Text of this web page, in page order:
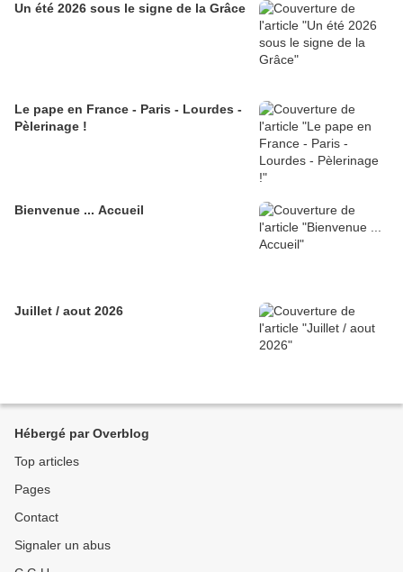
Un été 2026 sous le signe de la Grâce
Le pape en France - Paris - Lourdes -
Pèlerinage !
Bienvenue ... Accueil
Juillet / aout 2026
Hébergé par Overblog
Top articles
Pages
Contact
Signaler un abus